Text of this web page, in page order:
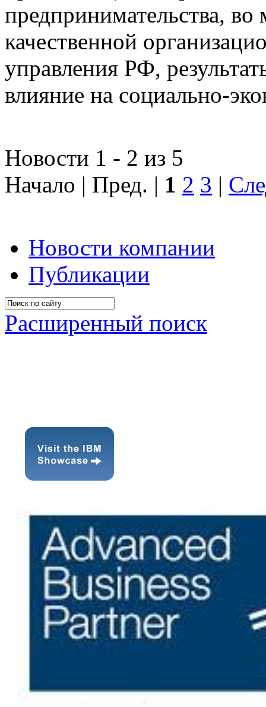
предпринимательства,
качественной
управления РФ,
влияние на социально-
Новости 1 - 2 из 5
Начало | Пред. | 1 2 3 |
Новости компании
Публикации
Расширенный поиск